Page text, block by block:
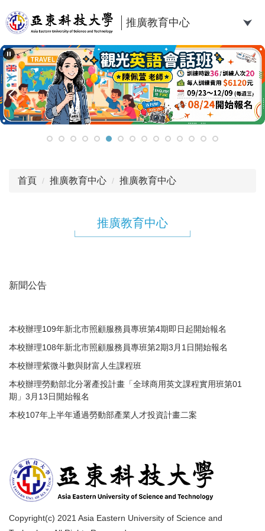
到
主
要
內
容
區
推廣教育中心
首頁 推廣教育中心 推廣教育中心
推廣教育中心
新聞公告
本校辦理109年新北市照顧服務員專班第4期即日起開始報名
本校辦理108年新北市照顧服務員專班第2期3月1日開始報名
本校辦理紫微斗數與財富人生課程班
本校辦理勞動部北分署產投計畫「全球商用英文課程實用班第01
期」3月13日開始報名
本校107年上半年通過勞動部產業人才投資計畫二案
Copyright(c) 2021 Asia Eastern University of Science and